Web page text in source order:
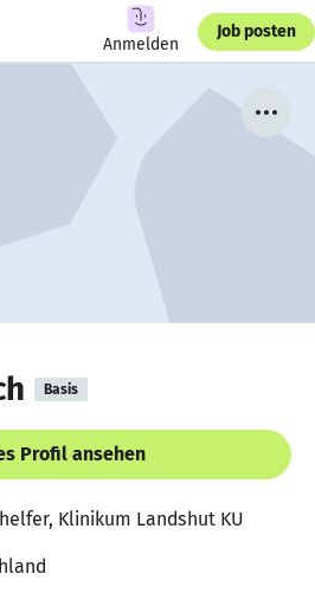
Anmelden
Job posten
Basis
Profil ansehen
Klinikum Landshut KU